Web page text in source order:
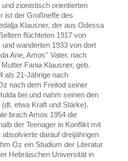
zionistisch orientierten
ist der Großneffe des
Klausner, der aus Odessa
flüchteten 1917 von
wanderten 1933 von dort
Arie, Amos'' Vater, nach
Fania Klausner, geb.
als 21-Jährige nach
nach dem Freitod seiner
bei und nahm seinen den
etwa Kraft und Stärke).
brach Amos 1954 die
der Teenager in Konflikt mit
darauf dreijährigen
Oz ein Studium der Literatur
Hebräischen Universität in